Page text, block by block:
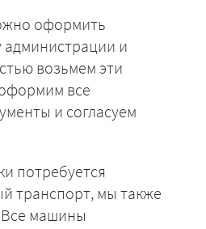
оформить
администрации и
возьмем эти
все
и согласуем
потребуется
транспорт, мы также
Все машины